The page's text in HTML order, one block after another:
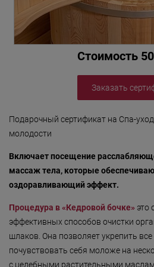
Стоимость
Заказать
Подарочный сертификат на Спа-
молодости
Включает посещение
массаж тела, которые
оздоравливающий эффект.
Процедура в «Кедровой бочке» это
эффективных способов очистки
шлаков. Она позволяет укрепить
почувствовать себя моложе на
с целебными растительными
«Detoxygene»
«Beauty-ассорти»
«Леди Совершенство»
«Секрет Красоты»
«Гармония»
«Mirific»
«Мануальная терапия»
«Остеопатия»
«Здоровая спина»
«Гранатовая